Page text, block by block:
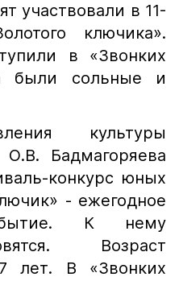
участвовали в 11-
ключика».
в «Звонких
были сольные и
культуры
Бадмагоряева
конкурс юных
- ежегодное
К нему
Возраст
лет. В «Звонких